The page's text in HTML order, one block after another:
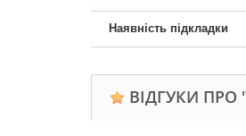
Наявність підкладки
ВІДГУКИ ПРО